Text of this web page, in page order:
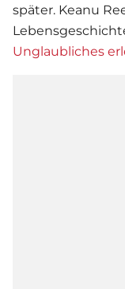
später. Keanu
Unglaubliches